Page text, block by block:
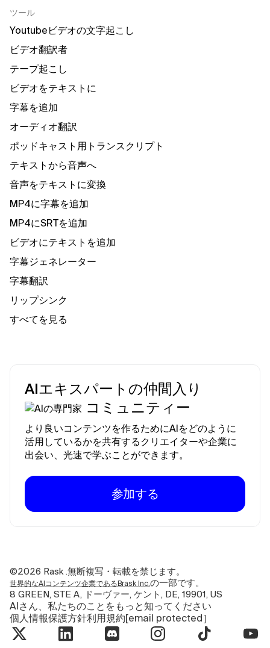
ツール
Youtubeビデオの文字起こし
ビデオ翻訳者
テープ起こし
ビデオをテキストに
字幕を追加
オーディオ翻訳
ポッドキャスト用トランスクリプト
テキストから音声へ
音声をテキストに変換
MP4に字幕を追加
MP4にSRTを追加
ビデオにテキストを追加
字幕ジェネレーター
字幕翻訳
リップシンク
すべてを見る
AIエキスパートの仲間入り
コミュニティー
より良いコンテンツを作るためにAIをどのように
活用しているかを共有するクリエイターや企業に
出会い、光速で学ぶことができます。
参加する
©2026 Rask .無断複写・転載を禁じます。
世界的なAIコンテンツ企業であるBrask Inc. の一部です。
8 GREEN, STE A, ドーヴァー, ケント, DE, 19901, US
AIさん、私たちのことをもっと知ってください
個人情報保護方針利用規約[email protected］